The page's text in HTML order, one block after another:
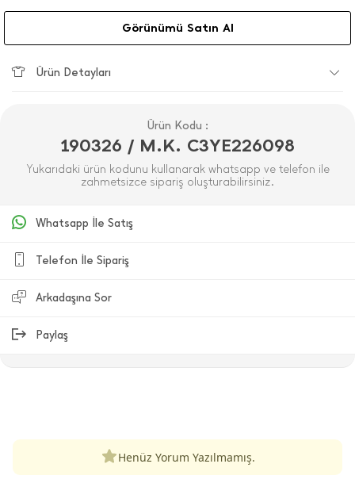
Görünümü Satın Al
Ürün Detayları
Ürün Kodu :
190326 / M.K. C3YE226098
Yukarıdaki ürün kodunu kullanarak whatsapp ve telefon ile
zahmetsizce sipariş oluşturabilirsiniz.
Whatsapp İle Satış
Telefon İle Sipariş
Arkadaşına Sor
Paylaş
Henüz Yorum Yazılmamış.